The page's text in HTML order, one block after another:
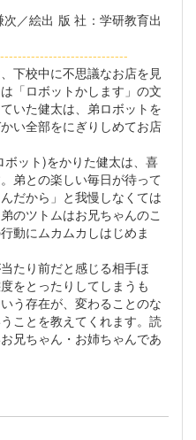
／絵出版社 ：学研教育出
下校中に不思議なお店を見
「ロボットかします」の文
いた健太は、弟ロボットを
い全部をにぎりしめてお店
ット)をかりた健太は、喜
弟との楽しい毎日が待って
だから」と我慢しなくては
のツトムはお兄ちゃんのこ
動にムカムカしはじめま
たり前だと感じる相手ほ
をとったりしてしまうも
う存在が、変わることのな
ことを教えてくれます。読
兄ちゃん・お姉ちゃんであ